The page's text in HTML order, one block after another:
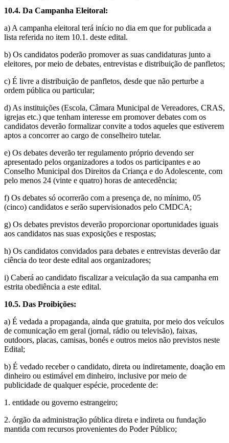
10.4. Da Campanha Eleitoral:
a) A campanha eleitoral terá início no dia em que for publicada a
lista referida no item 10.1. deste edital.
b) Os candidatos poderão promover as suas candidaturas junto a
eleitores, por meio de debates, entrevistas e distribuição de panfletos;
c) É livre a distribuição de panfletos, desde que não perturbe a
ordem pública ou particular;
d) As instituições (Escola, Câmara Municipal de Vereadores, CRAS,
igrejas etc.) que tenham interesse em promover debates com os
candidatos deverão formalizar convite a todos aqueles que estiverem
aptos a concorrer ao cargo de conselheiro tutelar.
e) Os debates deverão ter regulamento próprio devendo ser
apresentado pelos organizadores a todos os participantes e ao
Conselho Municipal dos Direitos da Criança e do Adolescente, com
pelo menos 24 (vinte e quatro) horas de antecedência;
f) Os debates só ocorrerão com a presença de, no mínimo, 05
(cinco) candidatos e serão supervisionados pelo CMDCA;
g) Os debates previstos deverão proporcionar oportunidades iguais
aos candidatos nas suas exposições e respostas;
h) Os candidatos convidados para debates e entrevistas deverão dar
ciência do teor deste edital aos organizadores;
i) Caberá ao candidato fiscalizar a veiculação da sua campanha em
estrita obediência a este edital.
10.5. Das Proibições:
a) É vedada a propaganda, ainda que gratuita, por meio dos veículos
de comunicação em geral (jornal, rádio ou televisão), faixas,
outdoors, placas, camisas, bonés e outros meios não previstos neste
Edital;
b) É vedado receber o candidato, direta ou indiretamente, doação em
dinheiro ou estimável em dinheiro, inclusive por meio de
publicidade de qualquer espécie, procedente de:
1. entidade ou governo estrangeiro;
2. órgão da administração pública direta e indireta ou fundação
mantida com recursos provenientes do Poder Público;